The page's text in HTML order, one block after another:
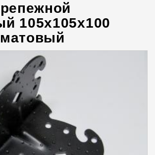
105х105х100